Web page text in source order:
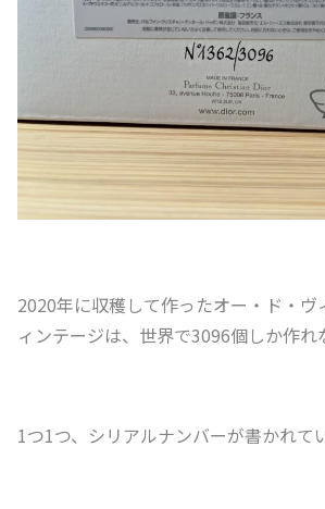
2020年に収穫して作ったオー・ド・ヴ
ィンテージは、世界で3096個しか作れ
1つ1つ、シリアルナンバーが書かれて